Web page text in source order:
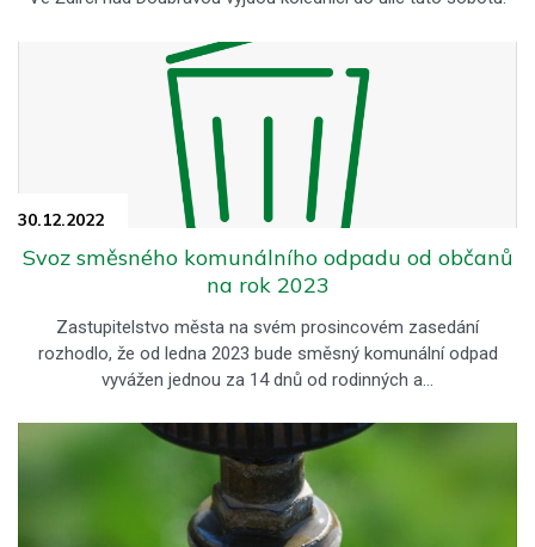
30.12.2022
Svoz směsného komunálního odpadu od občanů
na rok 2023
Zastupitelstvo města na svém prosincovém zasedání
rozhodlo, že od ledna 2023 bude směsný komunální odpad
vyvážen jednou za 14 dnů od rodinných a…